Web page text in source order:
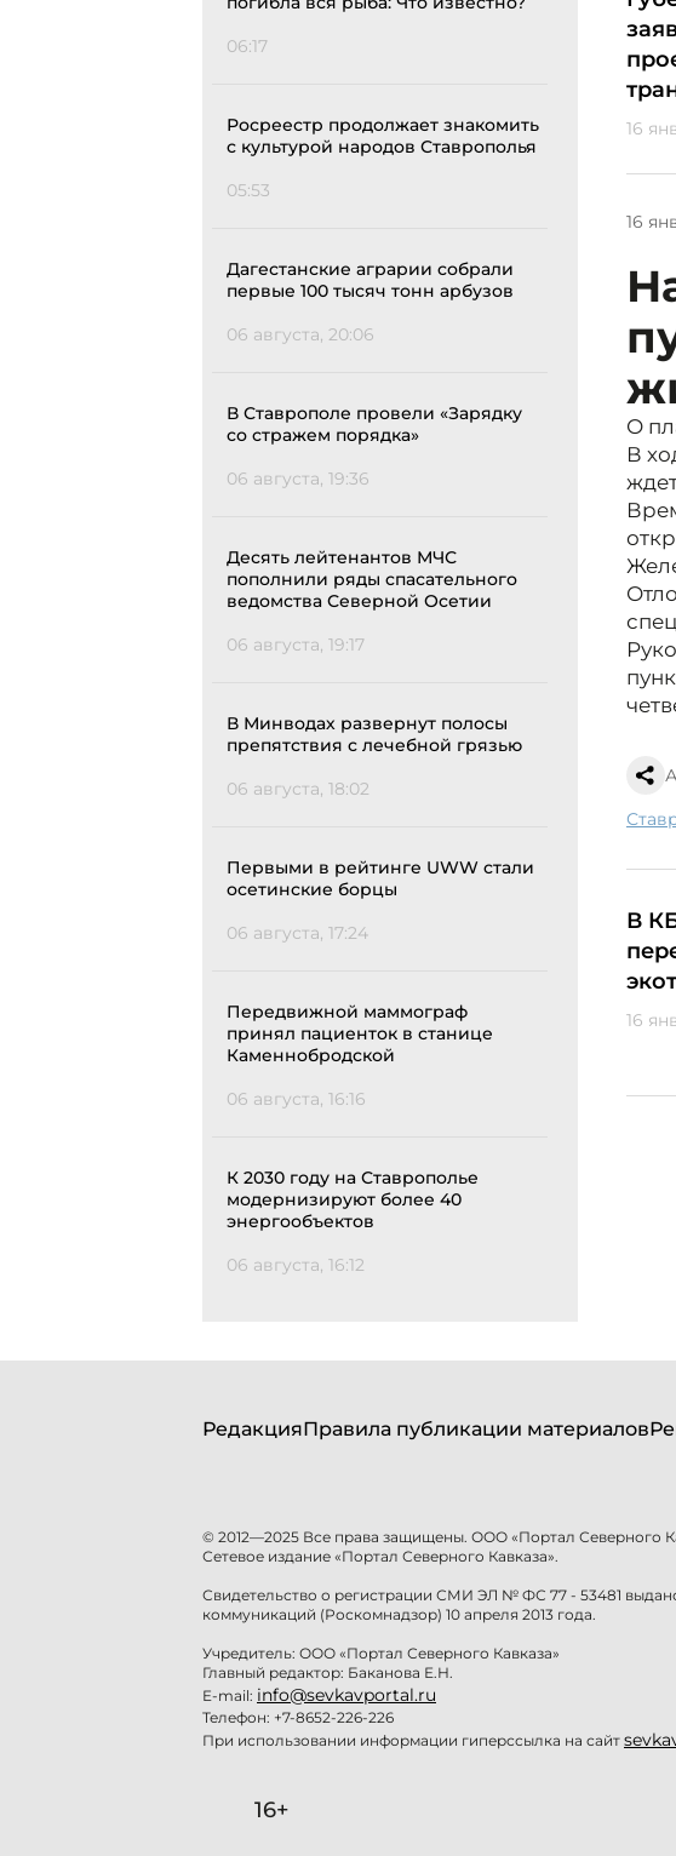
06:17
Росреестр продолжает знакомить
с культурой народов Ставрополья
05:53
Дагестанские аграрии собрали
первые 100 тысяч тонн арбузов
06 августа, 20:06
В Ставрополе провели «Зарядку
со стражем порядка»
06 августа, 19:36
Десять лейтенантов МЧС
пополнили ряды спасательного
ведомства Северной Осетии
06 августа, 19:17
В Минводах развернут полосы
препятствия с лечебной грязью
06 августа, 18:02
Первыми в рейтинге UWW стали
осетинские борцы
06 августа, 17:24
Передвижной маммограф
принял пациенток в станице
Каменнобродской
06 августа, 16:16
К 2030 году на Ставрополье
модернизируют более 40
энергообъектов
06 августа, 16:12
16
16
О
В
В
16
РедакцияПравила публикации материалов
© 2012—2025 Все права защищены. ООО «Портал Северного
Сетевое издание «Портал Северного Кавказа».
Свидетельство о регистрации СМИ ЭЛ № ФС 77 - 53481
коммуникаций (Роскомнадзор) 10 апреля 2013 года.
Учредитель: ООО «Портал Северного Кавказа»
Главный редактор: Баканова Е.Н.
E-mail: info@sevkavportal.ru
Телефон: +7-8652-226-226
При использовании информации гиперссылка на сайт
16+